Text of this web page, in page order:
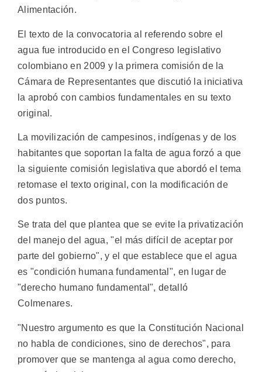
Alimentación.
El texto de la convocatoria al referendo sobre el
agua fue introducido en el Congreso legislativo
colombiano en 2009 y la primera comisión de la
Cámara de Representantes que discutió la iniciativa
la aprobó con cambios fundamentales en su texto
original.
La movilización de campesinos, indígenas y de los
habitantes que soportan la falta de agua forzó a que
la siguiente comisión legislativa que abordó el tema
retomase el texto original, con la modificación de
dos puntos.
Se trata del que plantea que se evite la privatización
del manejo del agua, "el más difícil de aceptar por
parte del gobierno", y el que establece que el agua
es "condición humana fundamental", en lugar de
"derecho humano fundamental", detalló
Colmenares.
"Nuestro argumento es que la Constitución Nacional
no habla de condiciones, sino de derechos", para
promover que se mantenga al agua como derecho,